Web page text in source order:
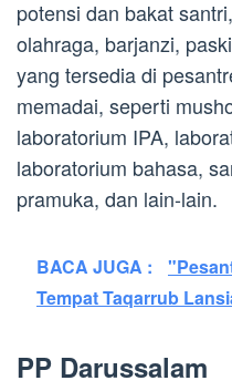
potensi dan bakat
olahraga, barjanzi,
yang tersedia di
memadai, seperti
laboratorium IPA,
laboratorium bahasa,
pramuka, dan lain-lain.
BACA JUGA :
Tempat Taqarrub
PP Darussalam